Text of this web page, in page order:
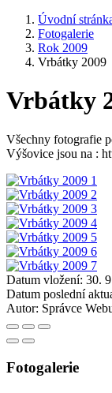
Úvodní
Fotogalerie
Rok 2009
Vrbátky 2009
Vrbátky
Všechny fotografie
Výšovice jsou na :
Datum vložení: 30.
Datum poslední
Autor: Správce
Fotogalerie